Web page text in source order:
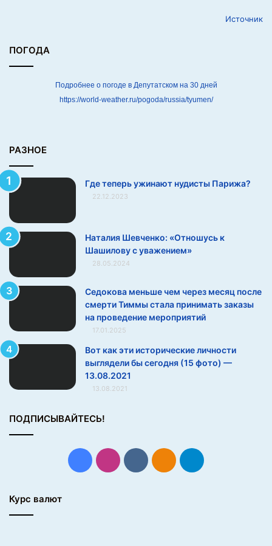
а
Источник
ПОГОДА
Подробнее о погоде в Депутатском на 30 дней
https://world-weather.ru/pogoda/russia/tyumen/
РАЗНОЕ
Где теперь ужинают нудисты Парижа?
22.12.2023
Наталия Шевченко: «Отношусь к
Шашилову с уважением»
28.05.2024
Седокова меньше чем через месяц после
смерти Тиммы стала принимать заказы
на проведение мероприятий
17.01.2025
Вот как эти исторические личности
выглядели бы сегодня (15 фото) —
13.08.2021
13.08.2021
ПОДПИСЫВАЙТЕСЬ!
FacebookInstagramvk.comОдноклассники
Telegram
Курс валют